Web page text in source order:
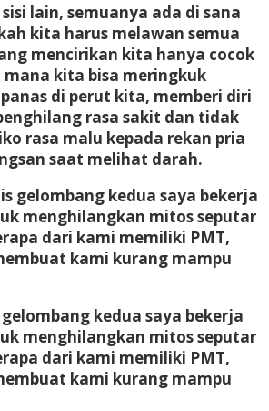
lain, semuanya ada di sana
kita harus melawan semua
mencirikan kita hanya cocok
kita bisa meringkuk
di perut kita, memberi diri
rasa sakit dan tidak
rasa malu kepada rekan pria
saat melihat darah.
kedua saya bekerja
menghilangkan mitos seputar
dari kami memiliki PMT,
kami kurang mampu